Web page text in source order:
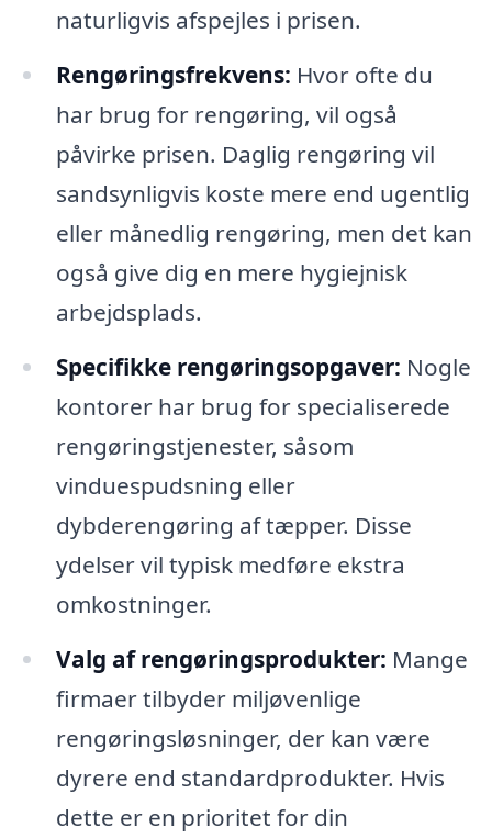
naturligvis afspejles i prisen.
Rengøringsfrekvens: Hvor ofte du
har brug for rengøring, vil også
påvirke prisen. Daglig rengøring vil
sandsynligvis koste mere end ugentlig
eller månedlig rengøring, men det kan
også give dig en mere hygiejnisk
arbejdsplads.
Specifikke rengøringsopgaver: Nogle
kontorer har brug for specialiserede
rengøringstjenester, såsom
vinduespudsning eller
dybderengøring af tæpper. Disse
ydelser vil typisk medføre ekstra
omkostninger.
Valg af rengøringsprodukter: Mange
firmaer tilbyder miljøvenlige
rengøringsløsninger, der kan være
dyrere end standardprodukter. Hvis
dette er en prioritet for din